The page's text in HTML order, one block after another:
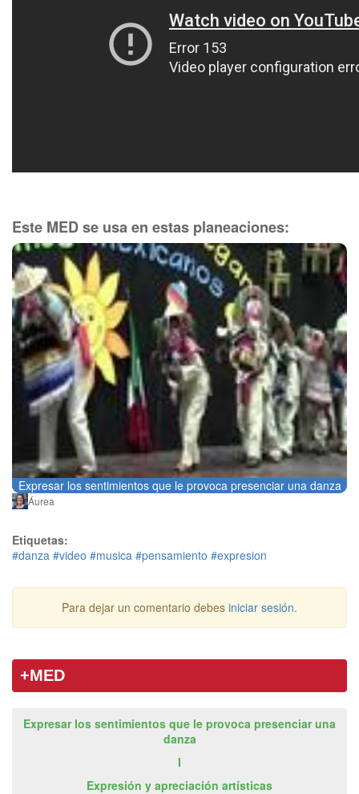
Este MED se usa en estas planeaciones:
Expresar los sentimientos que le provoca presenciar una danza
Áurea
Etiquetas:
#danza #video #musica #pensamiento #expresion
Para dejar un comentario debes iniciar sesión.
+MED
Expresar los sentimientos que le provoca presenciar una
danza
I
Expresión y apreciación artísticas